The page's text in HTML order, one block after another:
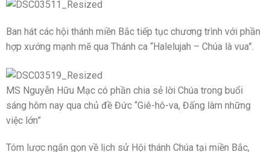
Ban hát các hội thánh miền Bắc tiếp tục chương trình với phần
hợp xướng mạnh mẽ qua Thánh ca “Halelujah – Chúa là vua”.
MS Nguyễn Hữu Mạc có phần chia sẻ lời Chúa trong buổi
sáng hôm nay qua chủ đề Đức “Giê-hô-va, Đấng làm những
việc lớn”
Tóm lược ngắn gọn về lịch sử Hội thánh Chúa tại miền Bắc,